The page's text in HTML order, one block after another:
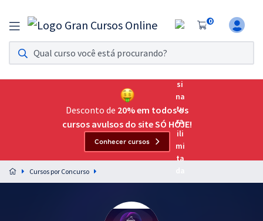
0
Assinatura Ilimitada 11
Acesso a todos os cursos. Teste grátis por 7 dias!
Assinatura OAB Até Passar
Acesso ilimitado a toda preparação para o Exame da
Preparação completa e intensiva para as principais
residências em saúde do Brasil
Desconto de 20% em todos os
cursos avulsos do site SÓ HOJE!
Conhecer cursos
Cursos por Concurso